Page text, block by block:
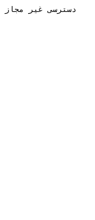
دسترسی غیر مجاز